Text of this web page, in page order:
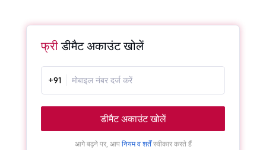
फ्रीडीमैट अकाउंट खोलें
+91
डीमैट अकाउंट खोलें
आगे बढ़ने पर, आप नियम व शर्तेंस्वीकार करते हैं